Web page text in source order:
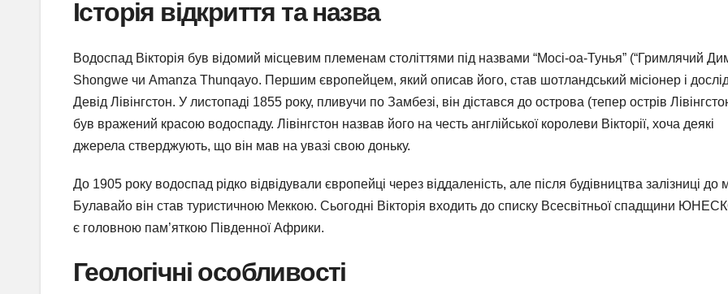
Історія відкриття та назва
Водоспад Вікторія був відомий місцевим племенам століттями під назвами “Мосі-оа-Тунья” (“Гримлячий
Shongwe чи Amanza Thunqayo. Першим європейцем, який описав його, став шотландський місіонер і
Девід Лівінгстон. У листопаді 1855 року, пливучи по Замбезі, він дістався до острова (тепер острів
був вражений красою водоспаду. Лівінгстон назвав його на честь англійської королеви Вікторії, хоча деякі
джерела стверджують, що він мав на увазі свою доньку.
До 1905 року водоспад рідко відвідували європейці через віддаленість, але після будівництва залізниці до
Булавайо він став туристичною Меккою. Сьогодні Вікторія входить до списку Всесвітньої спадщини
є головною пам’яткою Південної Африки.
Геологічні особливості